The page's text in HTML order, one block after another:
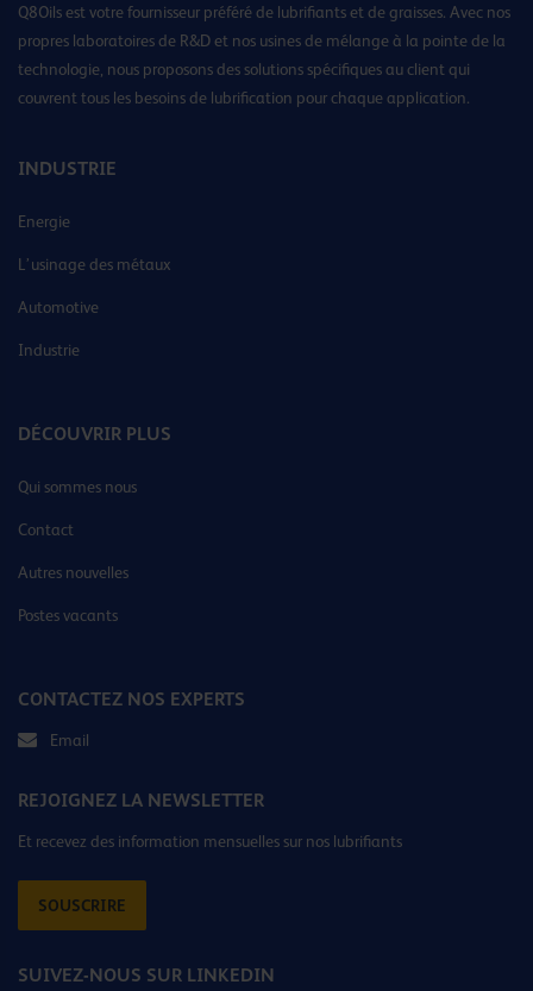
Q8Oils est votre fournisseur préféré de lubrifiants et de graisses. Avec nos
propres laboratoires de R&D et nos usines de mélange à la pointe de la
technologie, nous proposons des solutions spécifiques au client qui
couvrent tous les besoins de lubrification pour chaque application.
INDUSTRIE
Energie
L’usinage des métaux
Automotive
Industrie
DÉCOUVRIR PLUS
Qui sommes nous
Contact
Autres nouvelles
Postes vacants
CONTACTEZ NOS EXPERTS
Email
REJOIGNEZ LA NEWSLETTER
Et recevez des information mensuelles sur nos lubrifiants
SOUSCRIRE
SUIVEZ-NOUS SUR LINKEDIN